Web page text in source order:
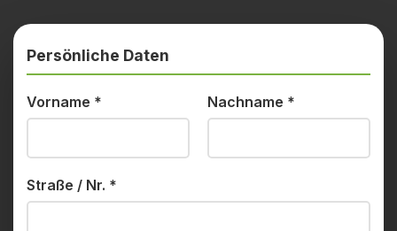
Persönliche Daten
Vorname * Nachname *
Straße / Nr. *